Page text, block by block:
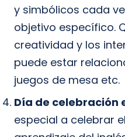
y simbólicos cada
objetivo específico.
creatividad y los
puede estar
juegos de mesa etc.
Día de celebración
especial a celebrar